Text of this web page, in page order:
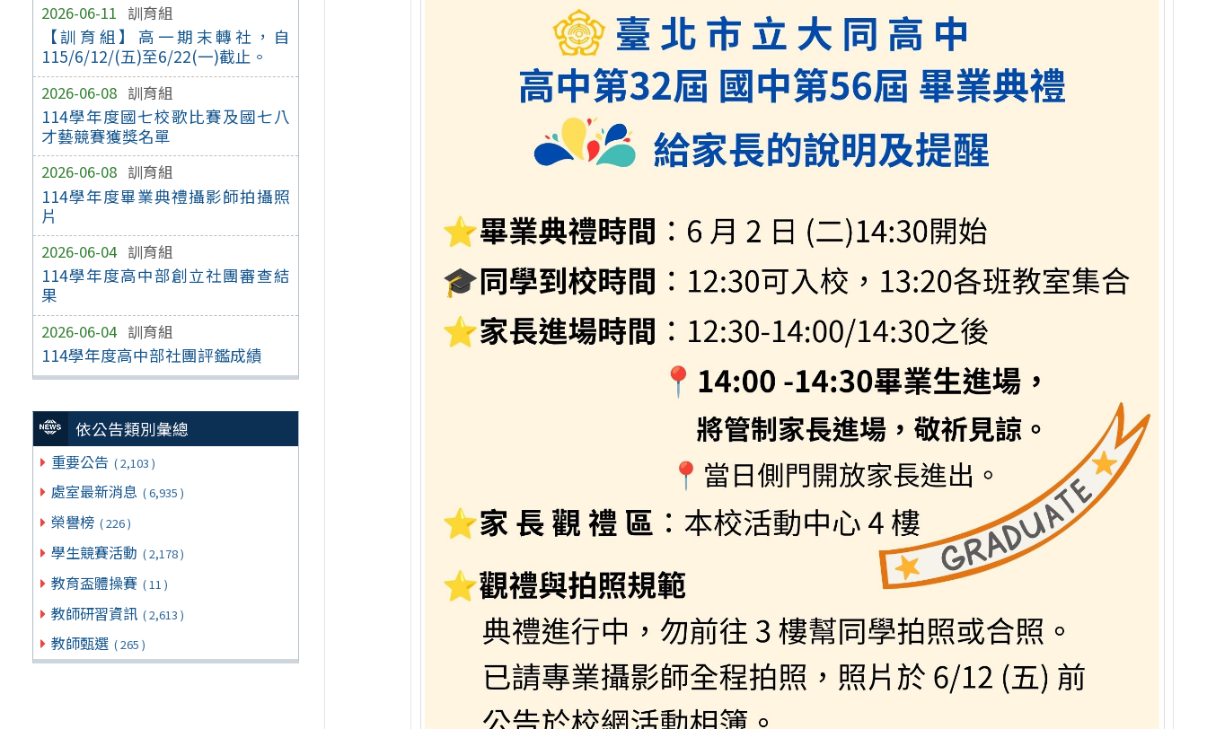
2026-06-11 訓育組
【訓育組】高一期末轉社，自
115/6/12/(五)至6/22(一)截止。
2026-06-08 訓育組
114學年度國七校歌比賽及國七八
才藝競賽獲獎名單
2026-06-08 訓育組
114學年度畢業典禮攝影師拍攝照
片
2026-06-04 訓育組
114學年度高中部創立社團審查結
果
2026-06-04 訓育組
114學年度高中部社團評鑑成績
依公告類別彙總
重要公告 ( 2,103 )
處室最新消息 ( 6,935 )
榮譽榜 ( 226 )
學生競賽活動 ( 2,178 )
教育盃體操賽 ( 11 )
教師研習資訊 ( 2,613 )
教師甄選 ( 265 )